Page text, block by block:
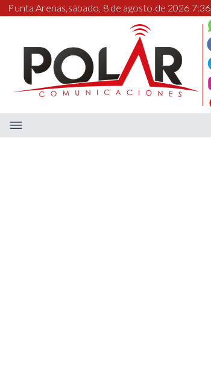
Punta Arenas,sábado, 8 de agosto de 2026 7:36